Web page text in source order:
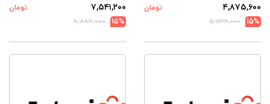
۴,۸۷۵,۶۰۰
تومان
15%
۵,۷۳۶,۰۰۰
۷,۵۴۱,۲۰۰
تومان
15%
۸,۸۷۲,۰۰۰